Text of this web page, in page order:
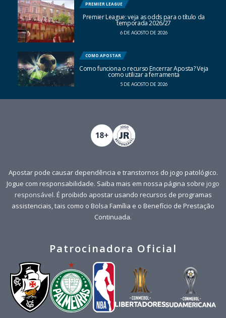
PREMIER LEAGUE
Premier League: veja as odds para o título da
temporada 2026/27
6 DE AGOSTO DE 2026
COMO APOSTAR
Como funciona o recurso Encerrar Aposta? Veja
como utilizar a ferramenta
5 DE AGOSTO DE 2026
Apostar pode causar dependência e transtornos do jogo patológico.
Jogue com responsabilidade. Saiba mais em nossa página sobre jogo
responsável. É proibido apostar usando recursos de programas
assistenciais, tais como o Bolsa Família e o Benefício de Prestação
Continuada.
Patrocinadora Oficial